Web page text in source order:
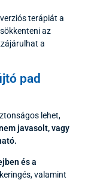
terápiát a
az
a
pad
lehet,
javasolt, vagy
és a
valamint